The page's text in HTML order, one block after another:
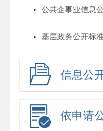
公共企事业信息
基层政务公开标
信息公
依申请